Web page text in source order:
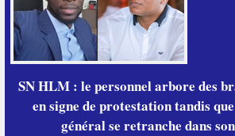
SN HLM : le personnel arbore des
en signe de protestation tandis
général se retranche dans